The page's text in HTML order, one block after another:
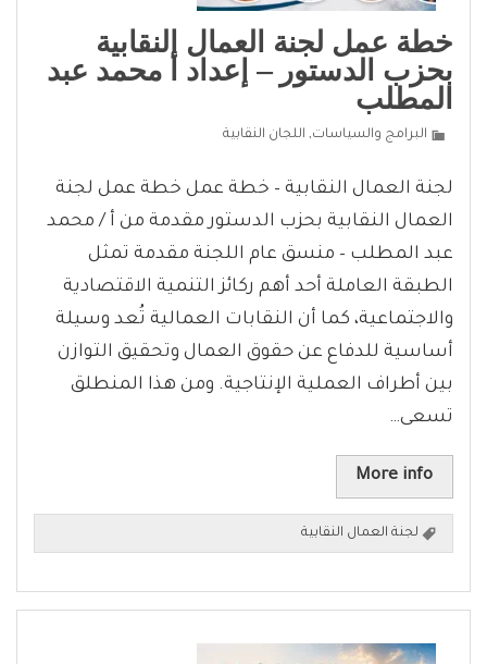
خطة عمل لجنة العمال النقابية
بحزب الدستور – إعداد أ محمد عبد
المطلب
البرامج والسياسات, اللجان النقابية
لجنة العمال النقابية – خطة عمل خطة عمل لجنة
العمال النقابية بحزب الدستور مقدمة من أ / محمد
عبد المطلب – منسق عام اللجنة مقدمة تمثل
الطبقة العاملة أحد أهم ركائز التنمية الاقتصادية
والاجتماعية، كما أن النقابات العمالية تُعد وسيلة
أساسية للدفاع عن حقوق العمال وتحقيق التوازن
بين أطراف العملية الإنتاجية. ومن هذا المنطلق
تسعى…
More info
لجنة العمال النقابية